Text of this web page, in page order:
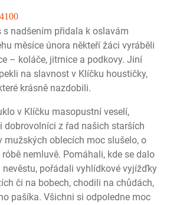
s nadšením přidala k oslavám
měsíce února někteří žáci vyráběli
– koláče, jitrnice a podkovy. Jiní
na slavnost v Klíčku houstičky,
krásně nazdobili.
v Klíčku masopustní veselí,
dobrovolníci z řad našich starších
mužských oblecích moc slušelo, o
nemluvě. Pomáhali, kde se dalo
pořádali vyhlídkové vyjížďky
či na bobech, chodili na chůdách,
pašíka. Všichni si odpoledne moc